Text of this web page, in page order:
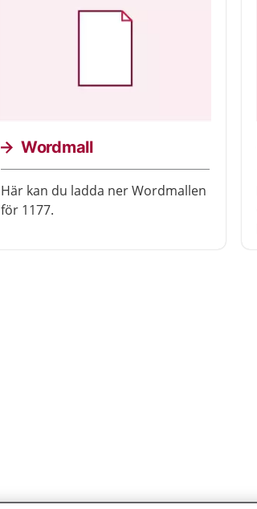
Wordmall
Här kan du ladda ner Wordmallen
för 1177.